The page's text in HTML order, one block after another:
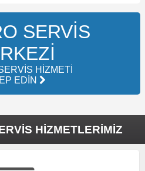
SERVIS
HIZMETI
EDIN
HIZMETLERIMIZ